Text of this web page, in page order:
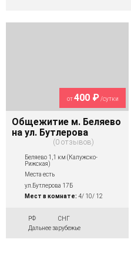
от400 ₽/сутки
Общежитие м. Беляево
на ул. Бутлерова
0 отзывов
Беляево 1,1 км (Калужско-
Рижская)
Места есть
ул.Бутлерова 17Б
Мест в комнате: 4/ 10/ 12
РФ
СНГ
Дальнее зарубежье